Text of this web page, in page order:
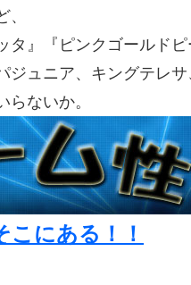
タ』『ピンクゴールド
ジュニア、キングテレ
ないか。
にある！！